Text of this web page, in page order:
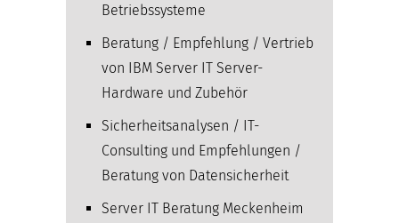
Betriebssysteme
Beratung / Empfehlung / Vertrieb
von IBM Server IT Server-
Hardware und Zubehör
Sicherheitsanalysen / IT-
Consulting und Empfehlungen /
Beratung von Datensicherheit
Server IT Beratung Meckenheim